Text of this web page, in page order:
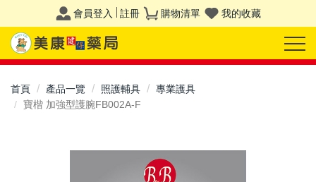
會員登入 註冊 購物清單 我的收藏
首頁 產品一覽 照護輔具
專業護具
寶楷 加強型護腕FB002A-F